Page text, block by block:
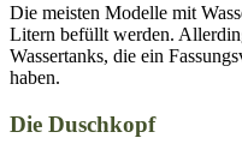
Die meisten Modelle mit
Litern befüllt werden.
Wassertanks, die ein
haben.
Die Duschkopf